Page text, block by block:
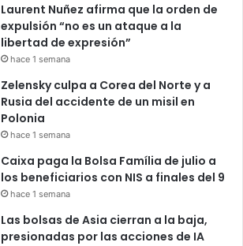
Laurent Nuñez afirma que la orden de
expulsión “no es un ataque a la
libertad de expresión”
hace 1 semana
Zelensky culpa a Corea del Norte y a
Rusia del accidente de un misil en
Polonia
hace 1 semana
Caixa paga la Bolsa Família de julio a
los beneficiarios con NIS a finales del 9
hace 1 semana
Las bolsas de Asia cierran a la baja,
presionadas por las acciones de IA